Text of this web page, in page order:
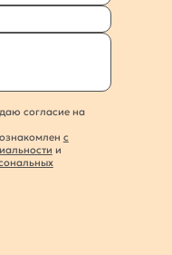
согласие на
с
и